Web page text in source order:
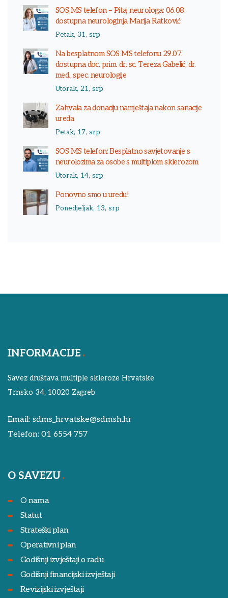
SOS MS telefon – Pitaj neurologa: 06.08.
dostupna neurologinja Marija Ratković
Petak, 31, srp
Na besplatnom SOS MS telefonu 29.07.
dostupna doc. prim. dr. sc. Tereza Gabelić, dr.
med., spec. neurologije
Utorak, 21, srp
Zahvala za donaciju namještaja nakon sanacije
ureda
Petak, 17, srp
SOS MS telefon: Besplatno savjetovanje s
neurolozima za osobe s multiplom sklerozom
Utorak, 14, srp
Ponovno smo u uredu!
Ponedjeljak, 13, srp
INFORMACIJE
Savez društava multiple skleroze Hrvatske
Trnsko 34, 10020 Zagreb
Email: sdms_hrvatske@sdmsh.hr
Telefon: 01 6554 757
O SAVEZU
O nama
Statut
Strateški plan
Operativni plan
Godišnji izvještaji o radu
Godišnji financijski izvještaji
Revizijski izvještaji